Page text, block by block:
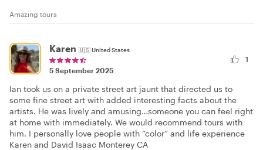
Amazing tours
Karen 🇺🇸United States
5 September 2025
1
Ian took us on a private street art jaunt that directed us to
some fine street art with added interesting facts about the
artists. He was lively and amusing…someone you can feel right
at home with immediately. We would recommend tours with
him. I personally love people with “color” and life experience
Karen and David Isaac Monterey CA